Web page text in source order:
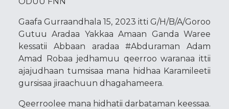
Gaafa Gurraandhala 15, 2023 itti G/H/B/A/Goroo
Gutuu Aradaa Yakkaa Amaan Ganda Waree
kessatii Abbaan aradaa #Abduraman Adam
Amad Robaa jedhamuu qeerroo waranaa ittii
ajajudhaan tumsisaa mana hidhaa Karamileetii
gursisaa jiraachuun dhagahameera.
Qeerroolee mana hidhatii darbataman keessaa.